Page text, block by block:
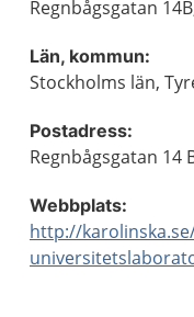
Regnbågsgatan
Län, kommun:
Stockholms län,
Postadress:
Regnbågsgatan 14
Webbplats:
http://